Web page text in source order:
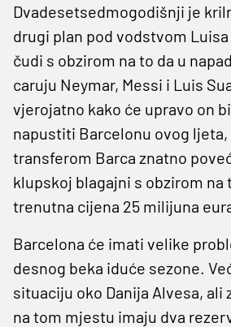
Dvadesetsedmogodišnji je
drugi plan pod vodstvom
čudi s obzirom na to da u
caruju Neymar, Messi i Luis
vjerojatno kako će upravo on
napustiti Barcelonu ovog ljeta,
transferom Barca znatno
klupskoj blagajni s obzirom na
trenutna cijena 25 milijuna
Barcelona će imati velike
desnog beka iduće sezone.
situaciju oko Danija Alvesa, ali
na tom mjestu imaju dva